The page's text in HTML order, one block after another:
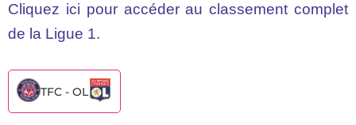
Cliquez ici pour accéder au classement complet
de la Ligue 1.
TFC - OL